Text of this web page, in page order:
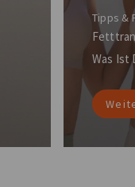
Tipps &
Was Ist